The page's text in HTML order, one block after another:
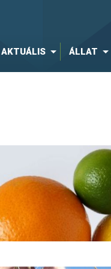
AKTUÁLIS ÁLLAT